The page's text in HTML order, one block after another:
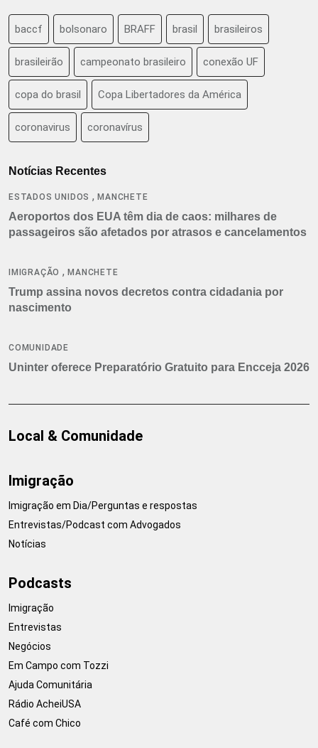
baccf bolsonaro BRAFF brasil brasileiros
brasileirão campeonato brasileiro conexão UF
copa do brasil Copa Libertadores da América
coronavirus coronavírus
Notícias Recentes
ESTADOS UNIDOS ,MANCHETE
Aeroportos dos EUA têm dia de caos: milhares de
passageiros são afetados por atrasos e cancelamentos
IMIGRAÇÃO ,MANCHETE
Trump assina novos decretos contra cidadania por
nascimento
COMUNIDADE
Uninter oferece Preparatório Gratuito para Encceja 2026
Local & Comunidade
Imigração
Imigração em Dia/Perguntas e respostas
Entrevistas/Podcast com Advogados
Notícias
Podcasts
Imigração
Entrevistas
Negócios
Em Campo com Tozzi
Ajuda Comunitária
Rádio AcheiUSA
Café com Chico